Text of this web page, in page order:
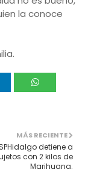
la conoce
MÁS RECIENTE
detiene a
con 2 kilos de
Marihuana.